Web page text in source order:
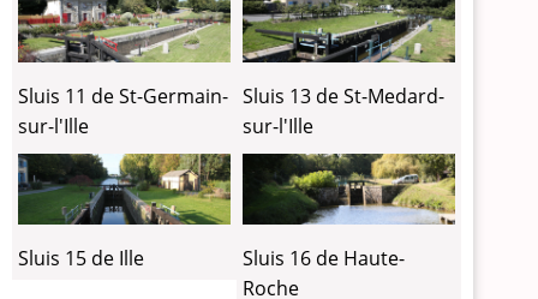
Sluis 11 de St-Germain-
sur-l'Ille
Sluis 13 de St-Medard-
sur-l'Ille
Sluis 15 de Ille
Sluis 16 de Haute-
Roche